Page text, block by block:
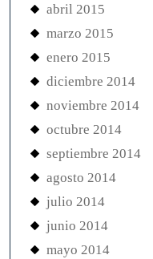
abril 2015
marzo 2015
enero 2015
diciembre 2014
noviembre 2014
octubre 2014
septiembre 2014
agosto 2014
julio 2014
junio 2014
mayo 2014